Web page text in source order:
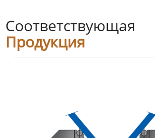
Соответствующая
Продукция